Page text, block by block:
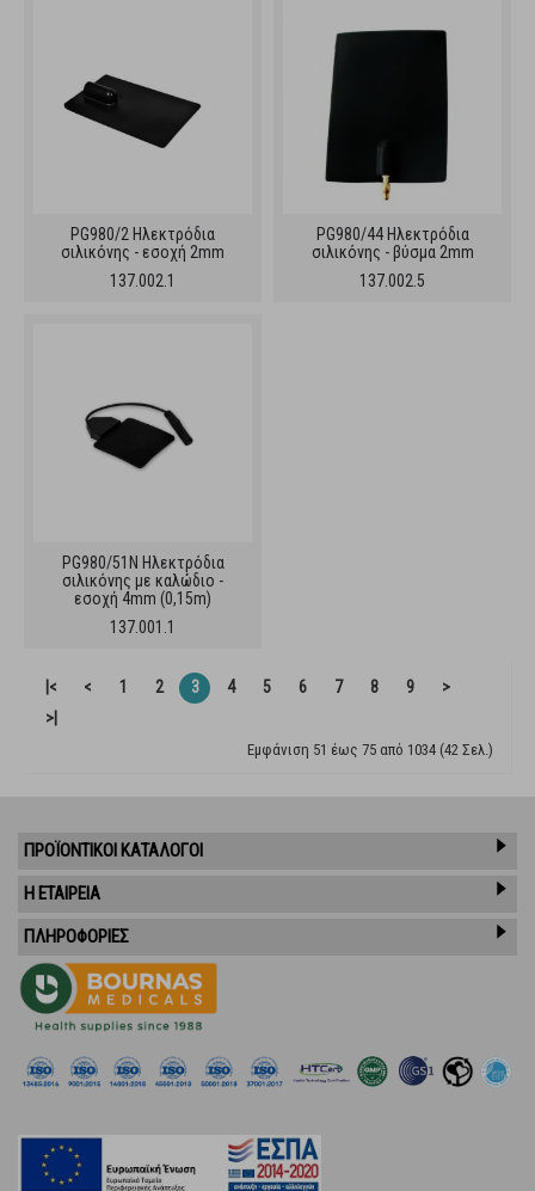
PG980/2 Ηλεκτρόδια
σιλικόνης - εσοχή 2mm
137.002.1
PG980/44 Ηλεκτρόδια
σιλικόνης - βύσμα 2mm
137.002.5
PG980/51N Ηλεκτρόδια
σιλικόνης με καλώδιο -
εσοχή 4mm (0,15m)
137.001.1
|< < 1 2 3 4 5 6 7 8 9
>
>|
Εμφάνιση 51 έως 75 από 1034 (42 Σελ.)
ΠΡΟΪΌΝΤΙΚΟΊ ΚΑΤΆΛΟΓΟΙ
Η ΕΤΑΙΡΕΙΑ
ΠΛΗΡΟΦΟΡΙΕΣ